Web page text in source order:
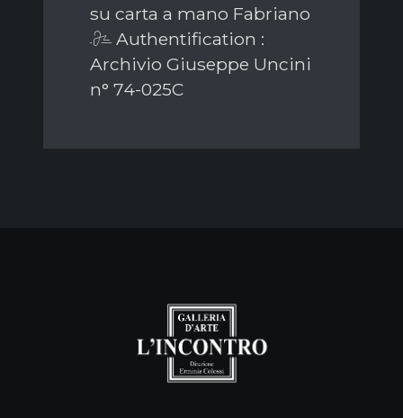
su carta a mano Fabriano
Authentification :
Archivio Giuseppe Uncini
n° 74-025C